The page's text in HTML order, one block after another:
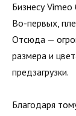
Бизнесу
Во-первых,
Отсюда —
размера и
предзагрузки.
Благодаря